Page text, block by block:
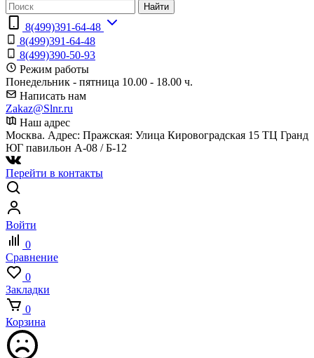
Найти
8(499)391-64-48
8(499)391-64-48
8(499)390-50-93
Режим работы
Понедельник - пятница 10.00 - 18.00 ч.
Написать нам
Zakaz@Slnr.ru
Наш адрес
Москва. Адрес: Пражская: Улица Кировоградская 15 ТЦ Гранд
ЮГ павильон А-08 / Б-12
Перейти в контакты
Войти
0
Сравнение
0
Закладки
0
Корзина